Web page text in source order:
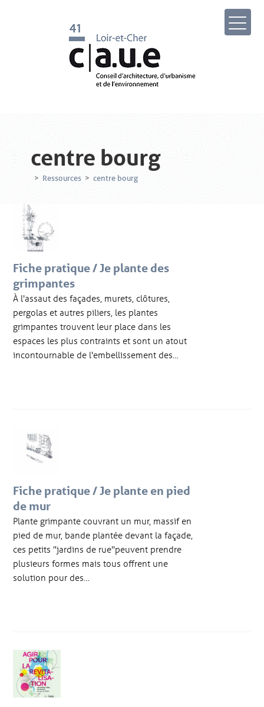
centre bourg
> Ressources > centre bourg
Fiche pratique / Je plante des
grimpantes
À l'assaut des façades, murets, clôtures,
pergolas et autres piliers, les plantes
grimpantes trouvent leur place dans les
espaces les plus contraints et sont un atout
incontournable de l'embellissement des…
Fiche pratique / Je plante en pied
de mur
Plante grimpante couvrant un mur, massif en
pied de mur, bande plantée devant la façade,
ces petits "jardins de rue"peuvent prendre
plusieurs formes mais tous offrent une
solution pour des…